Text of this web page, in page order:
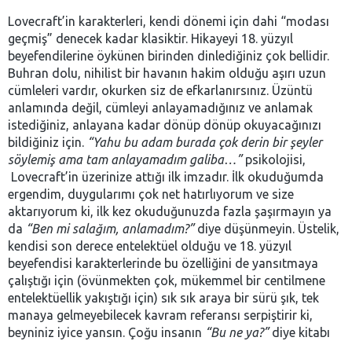
Lovecraft’in karakterleri, kendi dönemi için dahi “modası
geçmiş” denecek kadar klasiktir. Hikayeyi 18. yüzyıl
beyefendilerine öykünen birinden dinlediğiniz çok bellidir.
Buhran dolu, nihilist bir havanın hakim olduğu aşırı uzun
cümleleri vardır, okurken siz de efkarlanırsınız. Üzüntü
anlamında değil, cümleyi anlayamadığınız ve anlamak
istediğiniz, anlayana kadar dönüp dönüp okuyacağınızı
bildiğiniz için. “Yahu bu adam burada çok derin bir şeyler
söylemiş ama tam anlayamadım galiba…”psikolojisi,
Lovecraft’in üzerinize attığı ilk imzadır. İlk okuduğumda
ergendim, duygularımı çok net hatırlıyorum ve size
aktarıyorum ki, ilk kez okuduğunuzda fazla şaşırmayın ya
da “Ben mi salağım, anlamadım?”diye düşünmeyin. Üstelik,
kendisi son derece entelektüel olduğu ve 18. yüzyıl
beyefendisi karakterlerinde bu özelliğini de yansıtmaya
çalıştığı için (övünmekten çok, mükemmel bir centilmene
entelektüellik yakıştığı için) sık sık araya bir sürü şık, tek
manaya gelmeyebilecek kavram referansı serpiştirir ki,
beyniniz iyice yansın. Çoğu insanın “Bu ne ya?”diye kitabı